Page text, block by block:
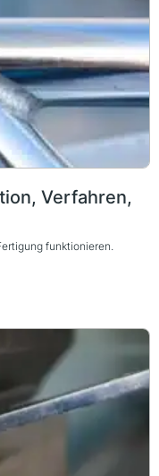
Verfahren,
funktionieren.